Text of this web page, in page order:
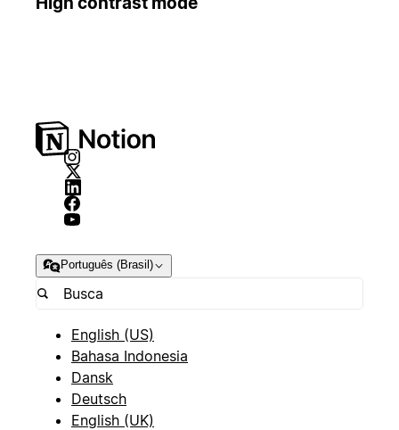
Português (Brasil)
English (US)
Bahasa Indonesia
Dansk
Deutsch
English (UK)